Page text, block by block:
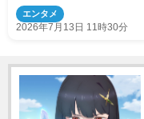
エンタメ
2026年7月13日 11時30分